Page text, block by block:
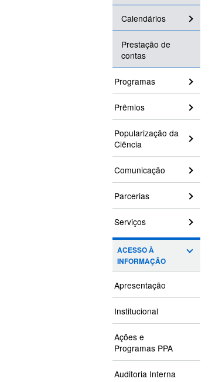
Calendários
Prestação de
contas
Programas
Prêmios
Popularização da
Ciência
Comunicação
Parcerias
Serviços
ACESSO À
INFORMAÇÃO
Apresentação
Institucional
Ações e
Programas PPA
Auditoria Interna